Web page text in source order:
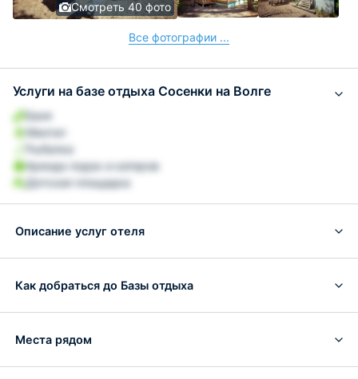
Смотреть 40 фото
Все фотографии ...
Услуги на базе отдыха Сосенки на Волге
Баня
Мангал
Рыбалка
Аренда лодок и катеров
Детская площадка
Описание услуг отеля
Как добраться до Базы отдыха
Места рядом